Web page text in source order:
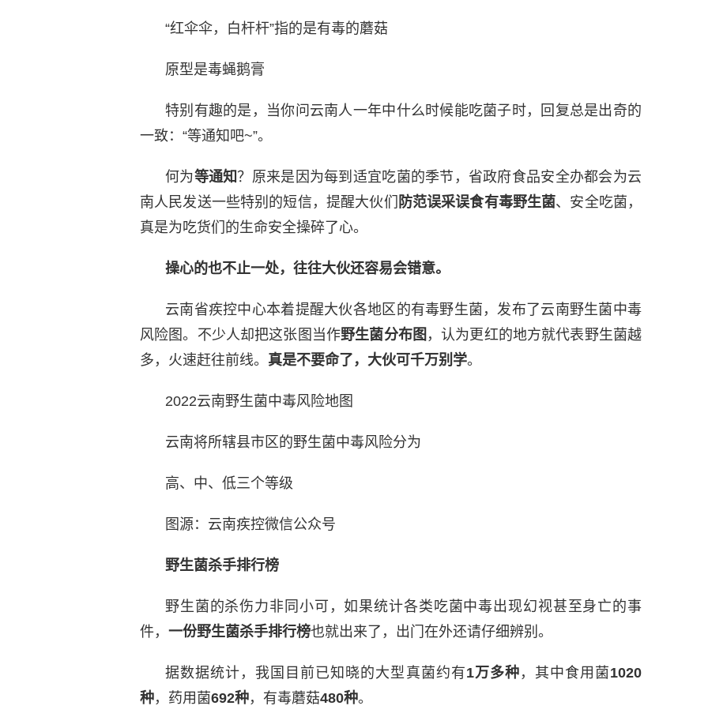
“红伞伞，白杆杆”指的是有毒的蘑菇
原型是毒蝇鹅膏
特别有趣的是，当你问云南人一年中什么时候能吃菌子时，回复总是出奇的
一致：“等通知吧~”。
何为等通知？原来是因为每到适宜吃菌的季节，省政府食品安全办都会为云
南人民发送一些特别的短信，提醒大伙们 防范误采误食有毒野生菌、安全吃菌，
真是为吃货们的生命安全操碎了心。
操心的也不止一处，往往大伙还容易会错意。
云南省疾控中心本着提醒大伙各地区的有毒野生菌，发布了云南野生菌中毒
风险图。不少人却把这张图当作野生菌分布图 ，认为更红的地方就代表野生菌越
多，火速赶往前线。 真是不要命了，大伙可千万别学。
2022云南野生菌中毒风险地图
云南将所辖县市区的野生菌中毒风险分为
高、中、低三个等级
图源：云南疾控微信公众号
野生菌杀手排行榜
野生菌的杀伤力非同小可，如果统计各类吃菌中毒出现幻视甚至身亡的事
件， 一份野生菌杀手排行榜也就出来了，出门在外还请仔细辨别。
据数据统计，我国目前已知晓的大型真菌约有1万多种 ，其中食用菌1020
种，药用菌692种，有毒蘑菇480种。